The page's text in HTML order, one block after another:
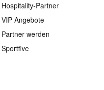
Hospitality-Partner
VIP Angebote
Partner werden
Sportfive